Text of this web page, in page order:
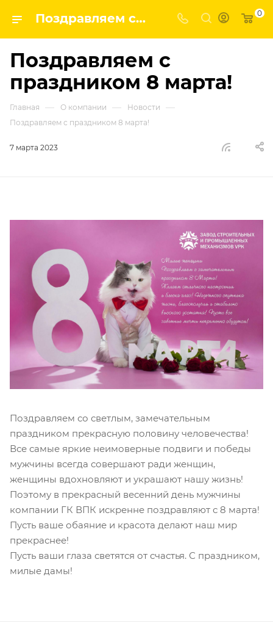
Поздравляем с праздником 8 марта! | ГК ВПК - наши новости 0
Поздравляем с
праздником 8 марта!
Главная — О компании — Новости —
Поздравляем с праздником 8 марта!
7 марта 2023
Поздравляем со светлым, замечательным
праздником прекрасную половину человечества!
Все самые яркие неимоверные подвиги и победы
мужчины всегда совершают ради женщин,
женщины вдохновляют и украшают нашу жизнь!
Поэтому в прекрасный весенний день мужчины
компании ГК ВПК искренне поздравляют с 8 марта!
Пусть ваше обаяние и красота делают наш мир
прекраснее!
Пусть ваши глаза светятся от счастья. С праздником,
милые дамы!